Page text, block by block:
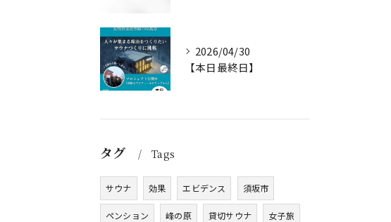
2026/04/30
【本日最終日】
タグ Tags
サウナ 効果 エビデンス 須坂市
ペンション 峰の原 貸切サウナ 女子旅